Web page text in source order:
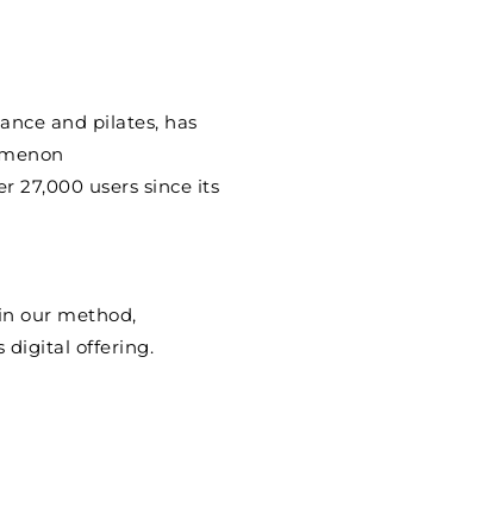
and pilates, has
27,000 users since its
our method,
digital offering.